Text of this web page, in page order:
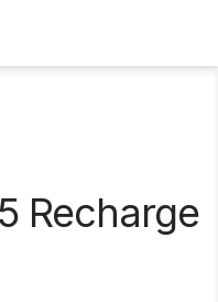
Recharge